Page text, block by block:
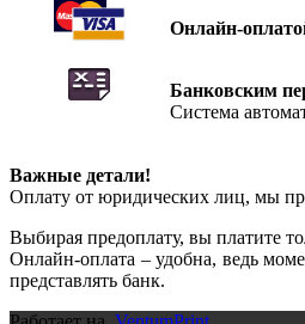
Онлайн-
Банковским
Система
Важные детали!
Оплату от юридических лиц, мы
Выбирая предоплату, вы платите
Онлайн-оплата – удобна, ведь
представлять банк.